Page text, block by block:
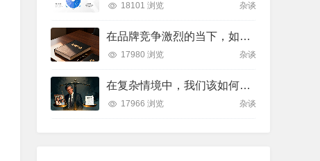
18101 浏览 杂谈
在品牌竞争激烈的当下，如何通过科学管理让品牌成为消费者心中不可替代的存在？
17980 浏览 杂谈
在复杂情境中，我们该如何做出符合伦理的决策？
17966 浏览 杂谈